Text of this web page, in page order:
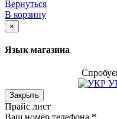
Вернуться
В корзину
×
Язык магазина
Закрыть
Прайс лист